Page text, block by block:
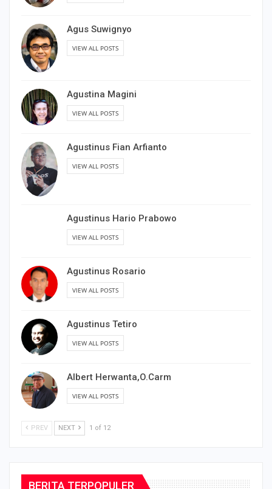
Agus Suwignyo
VIEW ALL POSTS
Agustina Magini
VIEW ALL POSTS
Agustinus Fian Arfianto
VIEW ALL POSTS
Agustinus Hario Prabowo
VIEW ALL POSTS
VIEW ALL POSTS
VIEW ALL POSTS
VIEW ALL POSTS
NEXT
BERITA TERPOPULER